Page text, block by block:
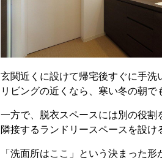
玄関近くに設けて帰宅後すぐに手洗
リビングの近くなら、寒い冬の朝で
一方で、脱衣スペースには別の役
隣接するランドリースペースを設け
「洗面所はここ」という決まった